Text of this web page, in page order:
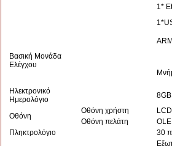
1*
Βασική Μονάδα
Ελέγχου
Ηλεκτρονικό
Ημερολόγιο
Οθόνη
Οθόνη χρήστη
Οθόνη πελάτη
Πληκτρολόγιο
30